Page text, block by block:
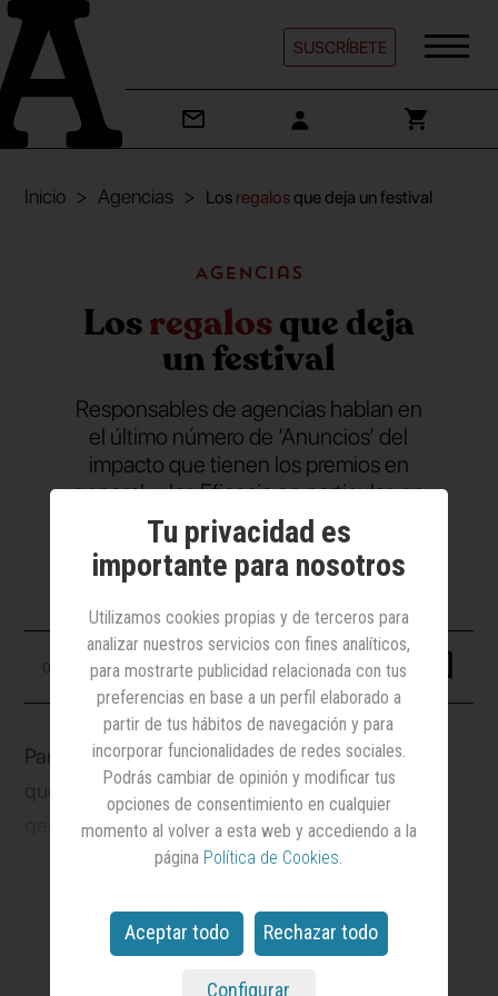
SUSCRÍBETE
Inicio Agencias Los regalos que deja un festival
Agencias
Losregalosque deja
un festival
Responsables de agencias hablan en
el último número de ‘Anuncios’ del
impacto que tienen los premios en
general, y los Eficacia en particular, en
cuanto a inversión desarrollada por la
compañía y retorno en el negocio
02 enero 2025
Parece evidente la creciente relevancia y peso
que han ido adquiriendo los premios,
generalmente, y los Eficacia, particularmente.
¿Por qué apuestan las agencias por los
trabajo es la principal motivación. “Son una
consecuencia del trabajo bien hecho y no un
líder en notoriedad y credibilidad
Tu privacidad es
importante para nosotros
Utilizamos cookies propias y de terceros para
analizar nuestros servicios con fines analíticos,
para mostrarte publicidad relacionada con tus
preferencias en base a un perfil elaborado a
partir de tus hábitos de navegación y para
incorporar funcionalidades de redes sociales.
Podrás cambiar de opinión y modificar tus
opciones de consentimiento en cualquier
momento al volver a esta web y accediendo a la
página Política de Cookies.
Aceptar todo Rechazar todo
Configurar